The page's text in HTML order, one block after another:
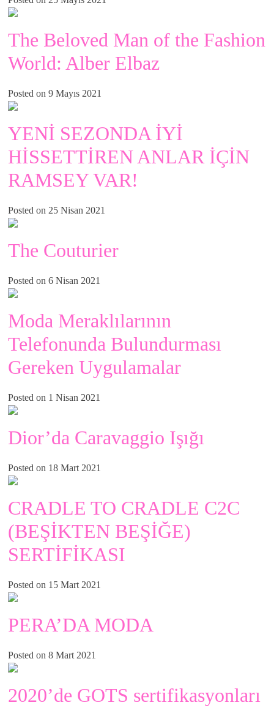
The Beloved Man of the Fashion
World: Alber Elbaz
Posted on 9 Mayıs 2021
YENİ SEZONDA İYİ
HİSSETTİREN ANLAR İÇİN
RAMSEY VAR!
Posted on 25 Nisan 2021
The Couturier
Posted on 6 Nisan 2021
Moda Meraklılarının
Telefonunda Bulundurması
Gereken Uygulamalar
Posted on 1 Nisan 2021
Dior’da Caravaggio Işığı
Posted on 18 Mart 2021
CRADLE TO CRADLE C2C
(BEŞİKTEN BEŞİĞE)
SERTİFİKASI
Posted on 15 Mart 2021
PERA’DA MODA
Posted on 8 Mart 2021
2020’de GOTS sertifikasyonları